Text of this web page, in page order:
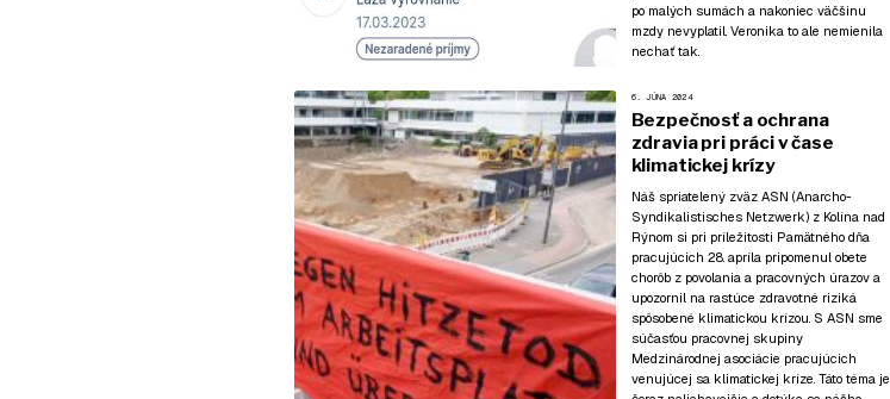
po malých sumách a nakoniec väčšinu
mzdy nevyplatil. Veronika to ale nemienila
nechať tak.
6. JÚNA 2024
Bezpečnosť a ochrana
zdravia pri práci v čase
klimatickej krízy
Náš spriatelený zväz ASN (Anarcho-
Syndikalistisches Netzwerk) z Kolína nad
Rýnom si pri príležitosti Pamätného dňa
pracujúcich 28. apríla pripomenul obete
chorôb z povolania a pracovných úrazov a
upozornil na rastúce zdravotné riziká
spôsobené klimatickou krízou. S ASN sme
súčasťou pracovnej skupiny
Medzinárodnej asociácie pracujúcich
venujúcej sa klimatickej kríze. Táto téma je